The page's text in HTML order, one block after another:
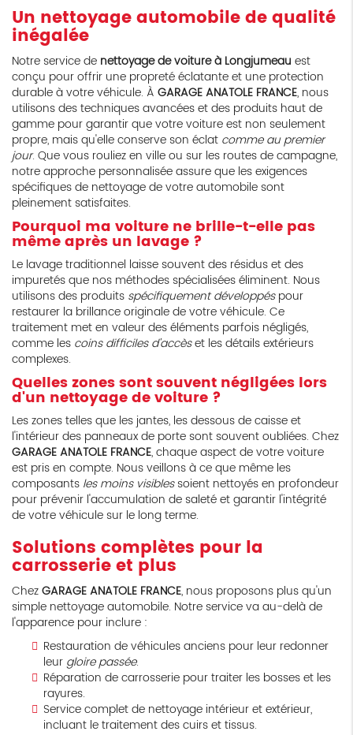
Un nettoyage automobile de qualité
inégalée
Notre service de nettoyage de voiture à Longjumeau est
conçu pour offrir une propreté éclatante et une protection
durable à votre véhicule. À GARAGE ANATOLE FRANCE, nous
utilisons des techniques avancées et des produits haut de
gamme pour garantir que votre voiture est non seulement
propre, mais qu'elle conserve son éclat comme au premier
jour. Que vous rouliez en ville ou sur les routes de campagne,
notre approche personnalisée assure que les exigences
spécifiques de nettoyage de votre automobile sont
pleinement satisfaites.
Pourquoi ma voiture ne brille-t-elle pas
même après un lavage ?
Le lavage traditionnel laisse souvent des résidus et des
impuretés que nos méthodes spécialisées éliminent. Nous
utilisons des produits spécifiquement développéspour
restaurer la brillance originale de votre véhicule. Ce
traitement met en valeur des éléments parfois négligés,
comme les coins difficiles d'accèset les détails extérieurs
complexes.
Quelles zones sont souvent négligées lors
d'un nettoyage de voiture ?
Les zones telles que les jantes, les dessous de caisse et
l'intérieur des panneaux de porte sont souvent oubliées. Chez
GARAGE ANATOLE FRANCE, chaque aspect de votre voiture
est pris en compte. Nous veillons à ce que même les
composants les moins visiblessoient nettoyés en profondeur
pour prévenir l'accumulation de saleté et garantir l'intégrité
de votre véhicule sur le long terme.
Solutions complètes pour la
carrosserie et plus
ChezGARAGE ANATOLE FRANCE, nous proposons plus qu'un
simple nettoyage automobile. Notre service va au-delà de
l'apparence pour inclure :
Restauration de véhicules anciens pour leur redonner
leurgloire passée.
Réparation de carrosserie pour traiter les bosses et les
rayures.
Service complet de nettoyage intérieur et extérieur,
incluant le traitement des cuirs et tissus.